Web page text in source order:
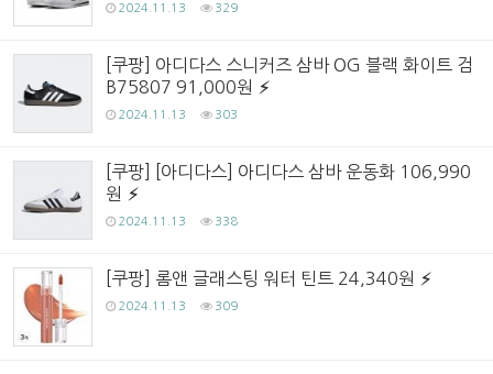
2024.11.13 329
[쿠팡] 아디다스 스니커즈 삼바 OG 블랙 화이트 검
B75807 91,000원
2024.11.13 303
[쿠팡] [아디다스] 아디다스 삼바 운동화 106,990
원
2024.11.13 338
[쿠팡] 롬앤 글래스팅 워터 틴트 24,340원
2024.11.13 309